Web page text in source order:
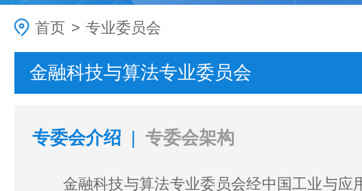
首页 > 专业委员会
金融科技与算法专业委员会
专委会介绍 专委会架构
金融科技与算法专业委员会经中国工业与应